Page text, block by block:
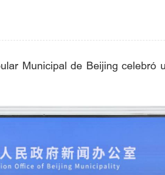
Municipal de Beijing celebró